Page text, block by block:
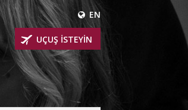
EN
UÇUŞ İSTEYİN